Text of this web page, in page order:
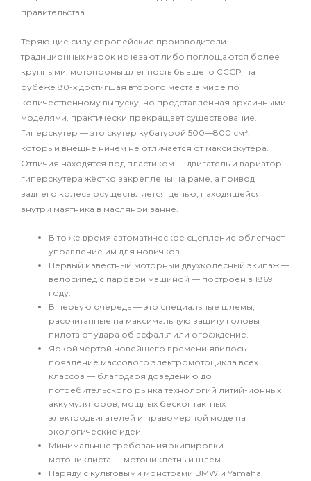
правительства.
Теряющие силу европейские производители
традиционных марок исчезают либо поглощаются более
крупными; мотопромышленность бывшего СССР, на
рубеже 80-х достигшая второго места в мире по
количественному выпуску, но представленная архаичными
моделями, практически прекращает существование.
Гиперскутер — это скутер кубатурой 500—800 см³,
который внешне ничем не отличается от максискутера.
Отличия находятся под пластиком — двигатель и вариатор
гиперскутера жёстко закреплены на раме, а привод
заднего колеса осуществляется цепью, находящейся
внутри маятника в масляной ванне.
В то же время автоматическое сцепление облегчает
управление им для новичков.
Первый известный моторный двухколёсный экипаж —
велосипед с паровой машиной — построен в 1869
году.
В первую очередь — это специальные шлемы,
рассчитанные на максимальную защиту головы
пилота от удара об асфальт или ограждение.
Яркой чертой новейшего времени явилось
появление массового электромотоцикла всех
классов — благодаря доведению до
потребительского рынка технологий литий-ионных
аккумуляторов, мощных бесконтактных
электродвигателей и правомерной моде на
экологические идеи.
Минимальные требования экипировки
мотоциклиста — мотоциклетный шлем.
Наряду с культовыми монстрами BMW и Yamaha,